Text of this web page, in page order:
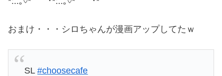
おまけ・・・シロちゃんが漫画アップしてたｗ
SL#choosecafe